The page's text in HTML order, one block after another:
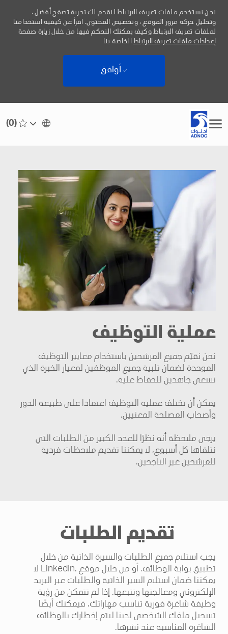
Language
Arabic
(0)
نحن نستخدم ملفات تعريف الارتباط لنقدم لك تجربة تصفح أفضل ،
وتحليل حركة مرور الموقع ، وتخصيص المحتوى. اقرأ عن كيفية استخدامنا
لملفات تعريف الارتباط وكيف يمكنك التحكم فيها من خلال زيارة صفحة
إعدادات ملفات تعريف الارتباط الخاصة بنا
أوافق
عملية التوظيف
نحن نقيّم جميع المرشحين باستخدام معايير التوظيف
الموحدة لضمان تلبية جميع الموظفين لمعيار الخبرة الذي
نسعى جاهدين للحفاظ عليه.
يمكن أن تختلف عملية التوظيف اعتمادًا على طبيعة الدور
وأصحاب المصلحة المعنيين.
يرجى ملاحظة أنه نظرًا للعدد الكبير من الطلبات التي
نتلقاها كل أسبوع، لا يمكننا تقديم ملاحظات فردية
للمرشحين غير الناجحين.
تقديم الطلبات
يجب استلام جميع الطلبات والسيرة الذاتية من خلال
تطبيق بوابة الوظائف، أو من خلال موقع LinkedIn. لا
يمكننا ضمان استلام السير الذاتية والطلبات عبر البريد
الإلكتروني ومعالجتها وتتبعها. إذا لم تتمكن من رؤية
وظيفة شاغرة فورية تناسب مهاراتك، فيمكنك أيضًا
تسجيل ملفك الشخصي لدينا ليتم إخطارك بالوظائف
الشاغرة المناسبة عند نشرها.